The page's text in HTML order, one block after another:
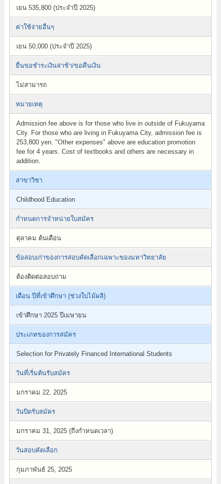
เยน 535,800 (ประจำปี 2025)
ค่าใช้จ่ายอื่นๆ
เยน 50,000 (ประจำปี 2025)
ยื่นขอชำระเงินล่าช้า/ขอคืนเงิน
ไม่สามารถ
หมายเหตุ
Admission fee above is for those who live in outside of Fukuyama
City. For those who are living in Fukuyama City, admission fee is
253,800 yen. "Other expenses" above are education promotion
fee for 4 years. Cost of textbooks and others are necessary in
addition.
สาขาวิชา
Childhood Education
กำหนดการจำหน่ายใบสมัคร
ตุลาคม ต้นเดือน
ข้อสอบเก่าของการสอบคัดเลือกเฉพาะของมหาวิทยาลัย
ต้องติดต่อสอบถาม
เดือน ปีที่เข้าศึกษา (ช่วงใบไม้ผลิ)
เข้าศึกษา 2025 ปีเมษายน
ประเภทของการสมัคร
Selection for Privately Financed International Students
วันที่เริ่มต้นรับสมัคร
มกราคม 22, 2025
วันปิดรับสมัคร
มกราคม 31, 2025 (ถึงกำหนดเวลา)
วันสอบคัดเลือก
กุมภาพันธ์ 25, 2025